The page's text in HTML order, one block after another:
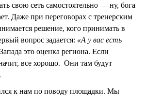
свою сеть самостоятельно — ну, бога
Даже при переговорах с тренерским
решение, кого принимать в
вопрос задается: «А у вас есть
это оценка региона. Если
все хорошо. Они там будут
к нам по поводу площадки. Мы